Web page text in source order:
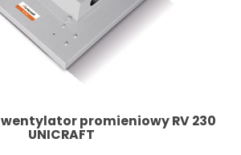
promieniowy RV 230
UNICRAFT